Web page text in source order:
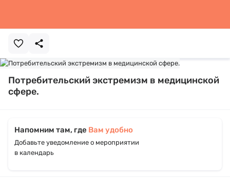
Потребительский экстремизм в медицинской
сфере.
Напомним там, где Вам удобно
Добавьте уведомление о мероприятии
в календарь